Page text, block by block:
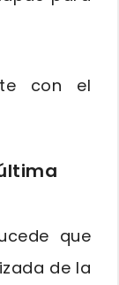
con el
que
de la